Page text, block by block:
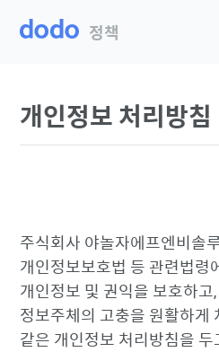
정책
개인정보 처리방침
주식회사 야놀자에프엔비솔
개인정보보호법 등 관련법령
개인정보 및 권익을 보호하
정보주체의 고충을 원활하게
같은 개인정보 처리방침을